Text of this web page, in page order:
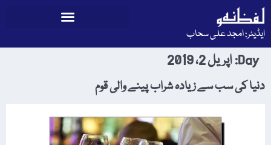
ایڈیٹر: امجد علی سحاب
Day: اپریل 2، 2019
دنیا کی سب سے زیادہ شراب پینے والی قوم